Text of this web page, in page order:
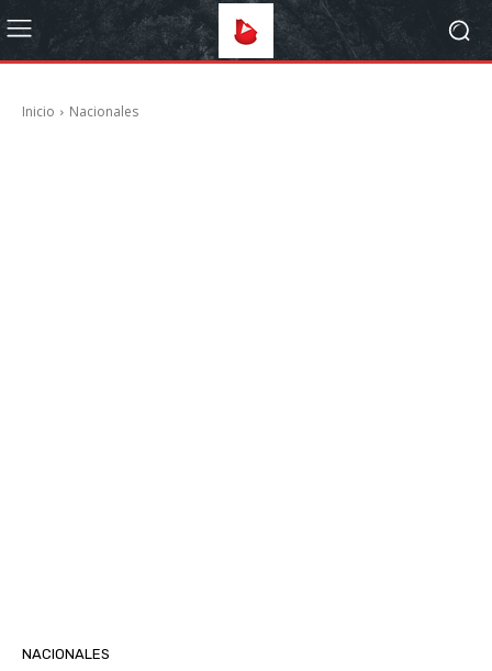
Inicio Nacionales
NACIONALES